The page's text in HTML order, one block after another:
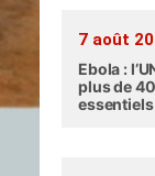
7 août
Ebola :
plus de